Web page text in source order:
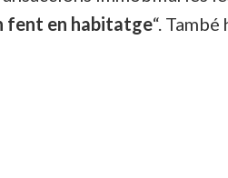
fent en habitatge“.